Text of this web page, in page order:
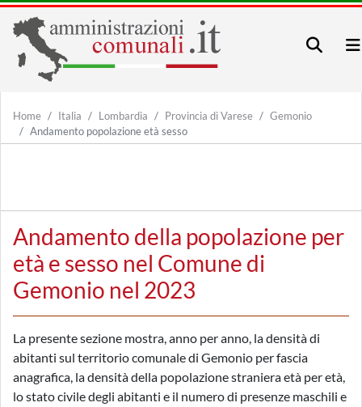
Home Italia Lombardia Provincia di Varese
Gemonio
Andamento popolazione età sesso
Andamento della popolazione per
età e sesso nel Comune di
Gemonio nel 2023
La presente sezione mostra, anno per anno, la densità di
abitanti sul territorio comunale di Gemonio per fascia
anagrafica, la densità della popolazione straniera età per età,
lo stato civile degli abitanti e il numero di presenze maschili e